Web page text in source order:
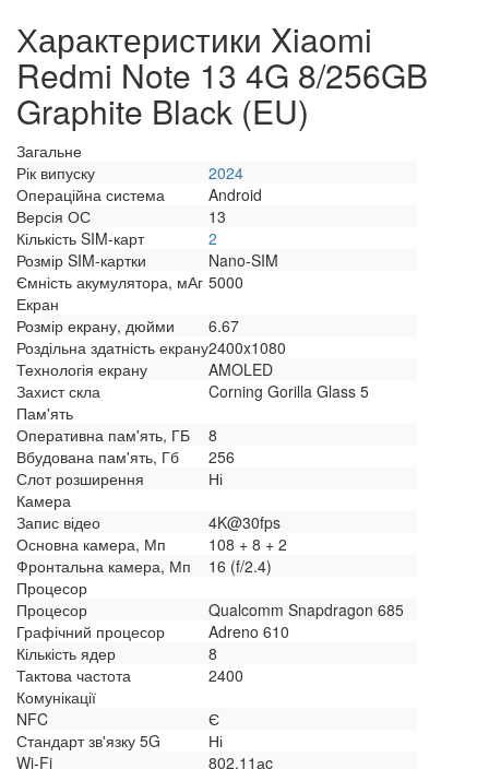
Характеристики Xiaomi
Redmi Note 13 4G 8/256GB
Graphite Black (EU)
Загальне
Рік випуску
2024
Операційна система
Android
Версія ОС
13
Кількість SIM-карт
2
Розмір SIM-картки
Nano-SIM
Ємність акумулятора, мАг 5000
Екран
Розмір екрану, дюйми
6.67
Роздільна здатність екрану2400x1080
Технологія екрану
AMOLED
Захист скла
Corning Gorilla Glass 5
Пам'ять
Оперативна пам'ять, ГБ
8
Вбудована пам'ять, Гб
256
Слот розширення
Ні
Камера
Запис відео
4K@30fps
Основна камера, Мп
108 + 8 + 2
Фронтальна камера, Мп
16 (f/2.4)
Процесор
Процесор
Qualcomm Snapdragon 685
Графічний процесор
Adreno 610
Кількість ядер
8
Тактова частота
2400
Комунікації
NFC
Є
Стандарт зв'язку 5G
Ні
Wi-Fi
802.11аc